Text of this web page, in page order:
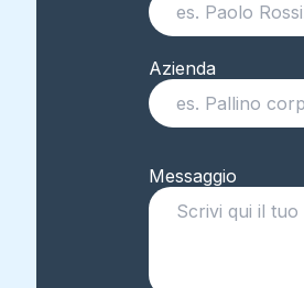
Azienda
Messaggio